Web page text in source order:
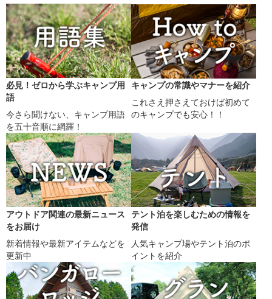
必見！ゼロから学ぶキャンプ用
語
今さら聞けない、キャンプ用語
を五十音順に網羅！
キャンプの常識やマナーを紹介
これさえ押さえておけば初めて
のキャンプでも安心！！
アウトドア関連の最新ニュース
をお届け
新着情報や最新アイテムなどを
更新中
テント泊を楽しむための情報を
発信
人気キャンプ場やテント泊のポ
イントを紹介